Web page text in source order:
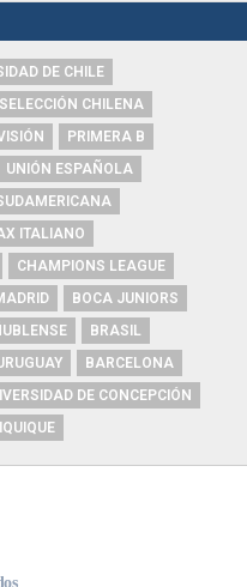
DE CHILE
SELECCIÓN CHILENA
PRIMERA B
UNIÓN ESPAÑOLA
ITALIANO
CHAMPIONS LEAGUE
BOCA JUNIORS
BRASIL
BARCELONA
DE CONCEPCIÓN